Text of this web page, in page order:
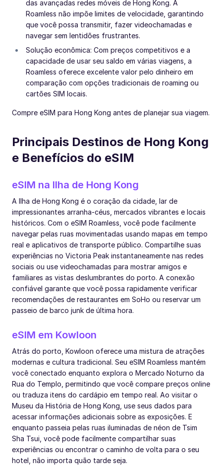
das avançadas redes móveis de Hong Kong. A
Roamless não impõe limites de velocidade, garantindo
que você possa transmitir, fazer videochamadas e
navegar sem lentidões frustrantes.
Solução econômica: Com preços competitivos e a
capacidade de usar seu saldo em várias viagens, a
Roamless oferece excelente valor pelo dinheiro em
comparação com opções tradicionais de roaming ou
cartões SIM locais.
Compre eSIM para Hong Kong antes de planejar sua viagem.
Principais Destinos de Hong Kong
e Benefícios do eSIM
eSIM na Ilha de Hong Kong
A Ilha de Hong Kong é o coração da cidade, lar de
impressionantes arranha-céus, mercados vibrantes e locais
históricos. Com o eSIM Roamless, você pode facilmente
navegar pelas ruas movimentadas usando mapas em tempo
real e aplicativos de transporte público. Compartilhe suas
experiências no Victoria Peak instantaneamente nas redes
sociais ou use videochamadas para mostrar amigos e
familiares as vistas deslumbrantes do porto. A conexão
confiável garante que você possa rapidamente verificar
recomendações de restaurantes em SoHo ou reservar um
passeio de barco junk de última hora.
eSIM em Kowloon
Atrás do porto, Kowloon oferece uma mistura de atrações
modernas e cultura tradicional. Seu eSIM Roamless mantém
você conectado enquanto explora o Mercado Noturno da
Rua do Templo, permitindo que você compare preços online
ou traduza itens do cardápio em tempo real. Ao visitar o
Museu da História de Hong Kong, use seus dados para
acessar informações adicionais sobre as exposições. E
enquanto passeia pelas ruas iluminadas de néon de Tsim
Sha Tsui, você pode facilmente compartilhar suas
experiências ou encontrar o caminho de volta para o seu
hotel, não importa quão tarde seja.